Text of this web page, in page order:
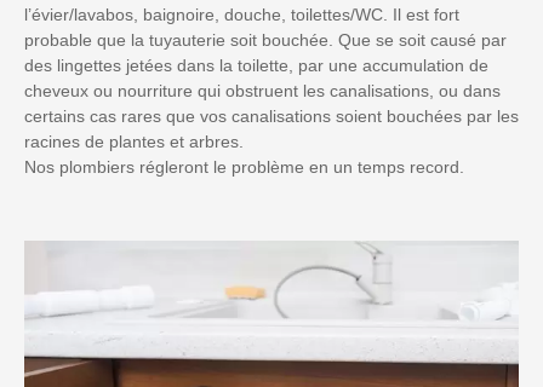
l’évier/lavabos, baignoire, douche, toilettes/WC. Il est fort
probable que la tuyauterie soit bouchée. Que se soit causé par
des lingettes jetées dans la toilette, par une accumulation de
cheveux ou nourriture qui obstruent les canalisations, ou dans
certains cas rares que vos canalisations soient bouchées par les
racines de plantes et arbres.
Nos plombiers régleront le problème en un temps record.